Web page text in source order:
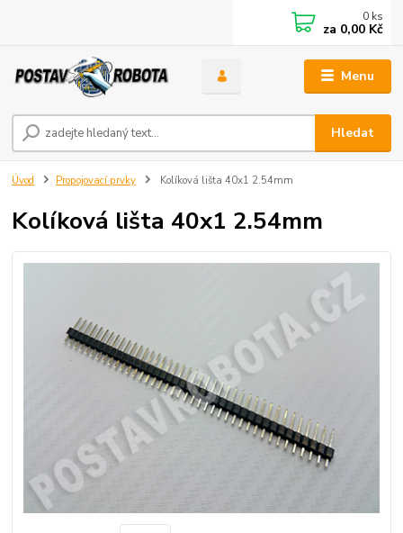
Menu
Hledat
0 ks
za 0,00 Kč
Úvod Propojovací prvky Kolíková lišta 40x1 2.54mm
Kolíková lišta 40x1 2.54mm